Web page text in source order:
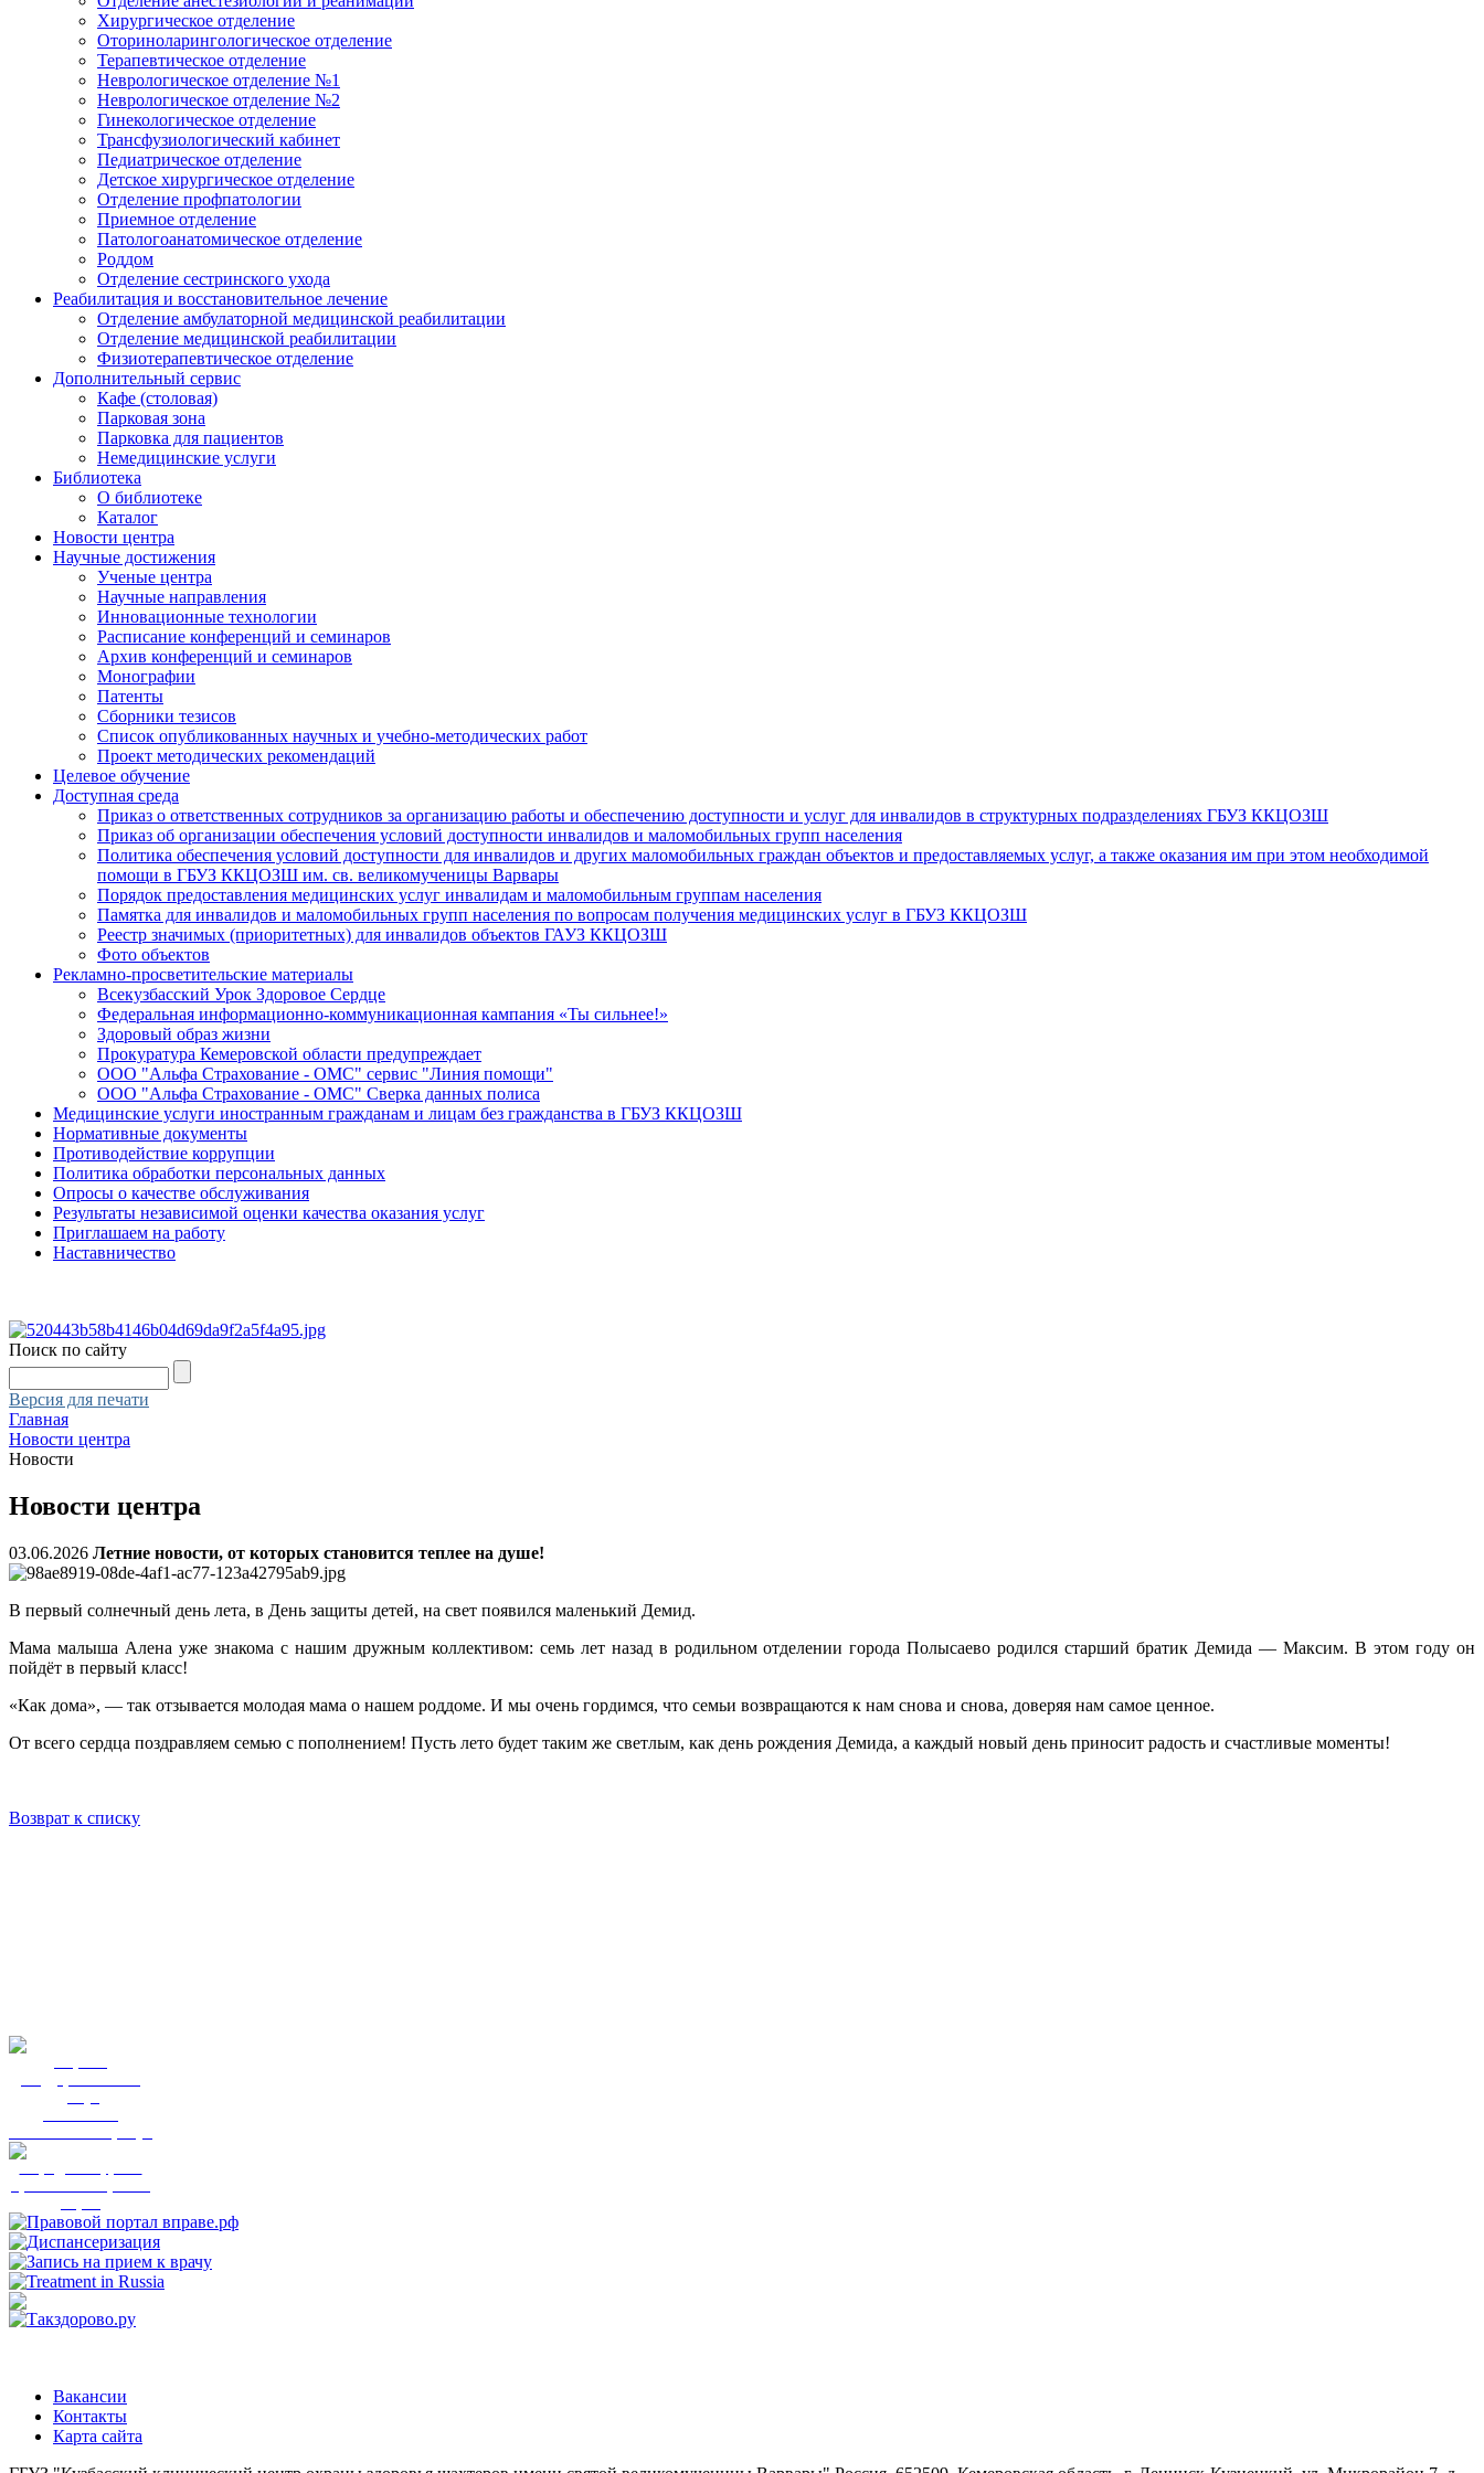
Хирургическое отделение
Оториноларингологическое отделение
Терапевтическое отделение
Неврологическое отделение №1
Неврологическое отделение №2
Гинекологическое отделение
Трансфузиологический кабинет
Педиатрическое отделение
Детское хирургическое отделение
Отделение профпатологии
Приемное отделение
Патологоанатомическое отделение
Роддом
Отделение сестринского ухода
Реабилитация и восстановительное лечение
Отделение амбулаторной медицинской реабилитации
Отделение медицинской реабилитации
Физиотерапевтическое отделение
Дополнительный сервис
Кафе (столовая)
Парковая зона
Парковка для пациентов
Немедицинские услуги
Библиотека
О библиотеке
Каталог
Новости центра
Научные достижения
Ученые центра
Научные направления
Инновационные технологии
Расписание конференций и семинаров
Архив конференций и семинаров
Монографии
Патенты
Сборники тезисов
Список опубликованных научных и учебно-методических работ
Проект методических рекомендаций
Целевое обучение
Доступная среда
Приказ о ответственных сотрудников за организацию работы и обеспечению доступности и услуг для инвалидов в структурных подразделениях ГБУЗ ККЦОЗШ
Приказ об организации обеспечения условий доступности инвалидов и маломобильных групп населения
Политика обеспечения условий доступности для инвалидов и других маломобильных граждан объектов и предоставляемых услуг, а также оказания им при этом необходимой
помощи в ГБУЗ ККЦОЗШ им. св. великомученицы Варвары
Порядок предоставления медицинских услуг инвалидам и маломобильным группам населения
Памятка для инвалидов и маломобильных групп населения по вопросам получения медицинских услуг в ГБУЗ ККЦОЗШ
Реестр значимых (приоритетных) для инвалидов объектов ГАУЗ ККЦОЗШ
Фото объектов
Рекламно-просветительские материалы
Всекузбасский Урок Здоровое Сердце
Федеральная информационно-коммуникационная кампания «Ты сильнее!»
Здоровый образ жизни
Прокуратура Кемеровской области предупреждает
ООО "Альфа Страхование - ОМС" сервис "Линия помощи"
ООО "Альфа Страхование - ОМС" Сверка данных полиса
Медицинские услуги иностранным гражданам и лицам без гражданства в ГБУЗ ККЦОЗШ
Нормативные документы
Противодействие коррупции
Политика обработки персональных данных
Опросы о качестве обслуживания
Результаты независимой оценки качества оказания услуг
Приглашаем на работу
Наставничество
Поиск по сайту
Версия для печати
Главная
Новости центра
Новости
Новости центра
03.06.2026 Летние новости, от которых становится теплее на душе!
В первый солнечный день лета, в День защиты детей, на свет появился маленький Демид.
Мама малыша Алена уже знакома с нашим дружным коллективом: семь лет назад в родильном отделении города Полысаево родился старший братик Демида — Максим. В этом году он
пойдёт в первый класс!
«Как дома», — так отзывается молодая мама о нашем роддоме. И мы очень гордимся, что семьи возвращаются к нам снова и снова, доверяя нам самое ценное.
От всего сердца поздравляем семью с пополнением! Пусть лето будет таким же светлым, как день рождения Демида, а каждый новый день приносит радость и счастливые моменты!
Возврат к списку
Вакансии
Контакты
Карта сайта